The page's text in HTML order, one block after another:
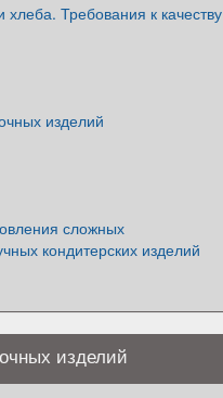
Требования к качеству
изделий
сложных
кондитерских изделий
изделий